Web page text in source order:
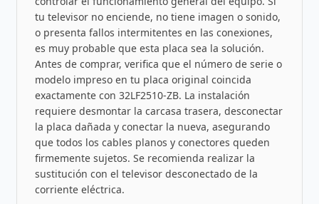
tu televisor no enciende, no tiene imagen o sonido,
o presenta fallos intermitentes en las conexiones,
es muy probable que esta placa sea la solución.
Antes de comprar, verifica que el número de serie o
modelo impreso en tu placa original coincida
exactamente con 32LF2510-ZB. La instalación
requiere desmontar la carcasa trasera, desconectar
la placa dañada y conectar la nueva, asegurando
que todos los cables planos y conectores queden
firmemente sujetos. Se recomienda realizar la
sustitución con el televisor desconectado de la
corriente eléctrica.